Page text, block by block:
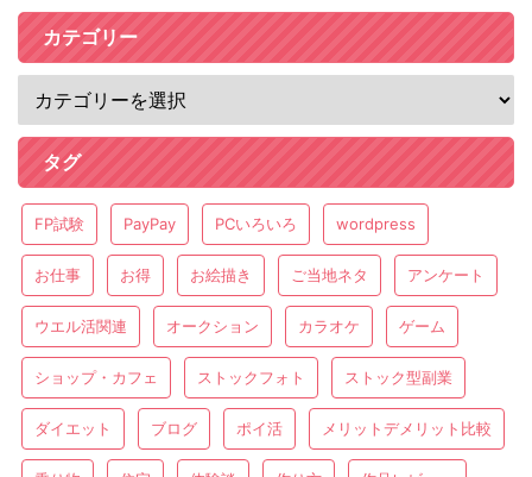
カテゴリー
タグ
FP試験 PayPay PCいろいろ wordpress
お仕事 お得 お絵描き ご当地ネタ アンケート
ウエル活関連 オークション カラオケ ゲーム
ショップ・カフェ ストックフォト ストック型副業
ダイエット ブログ ポイ活 メリットデメリット比較